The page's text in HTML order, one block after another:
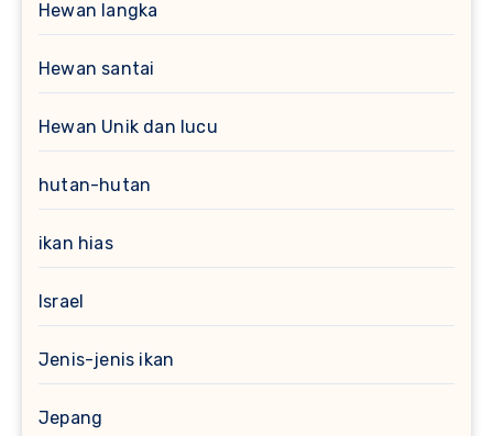
Hewan langka
Hewan santai
Hewan Unik dan lucu
hutan-hutan
ikan hias
Israel
Jenis-jenis ikan
Jepang